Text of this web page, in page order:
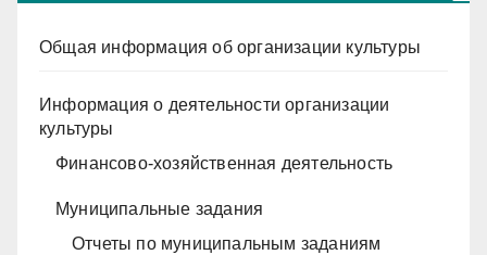
Общая информация об организации культуры
Информация о деятельности организации
культуры
Финансово-хозяйственная деятельность
Муниципальные задания
Отчеты по муниципальным заданиям